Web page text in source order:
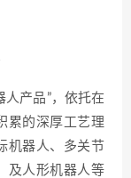
人产品”，依托在
累的深厚工艺理
机器人、多关节
及人形机器人等